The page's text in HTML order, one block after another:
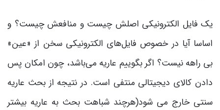
یک فایل الکترونیکی اصلش چیست و منافعش چیست؟ و
اساسا آیا در خصوص فایل‌های الکترونیکی سخن از «عین»
بی راهه نیست؟ اگر بگوییم عاریه می‌باشد، چون امکان پس
دادن کالای دیجیتالی منتفی است. در نتیجه از بحث عاریه
سنتی خارج می شود(هرچند شباهت بحث به عاریه بیشتر